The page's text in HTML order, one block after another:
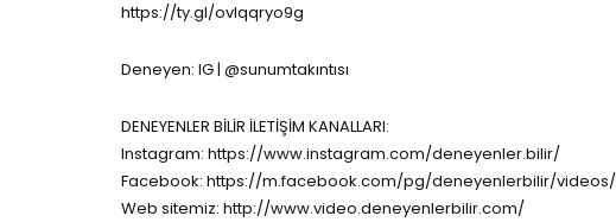
https://ty.gl/ovlqqryo9g
Deneyen: IG | @sunumtakıntısı
DENEYENLER BİLİR İLETİŞİM KANALLARI:
Instagram: https://www.instagram.com/deneyenler.bilir/
Facebook: https://m.facebook.com/pg/deneyenlerbilir/videos/
Web sitemiz: http://www.video.deneyenlerbilir.com/